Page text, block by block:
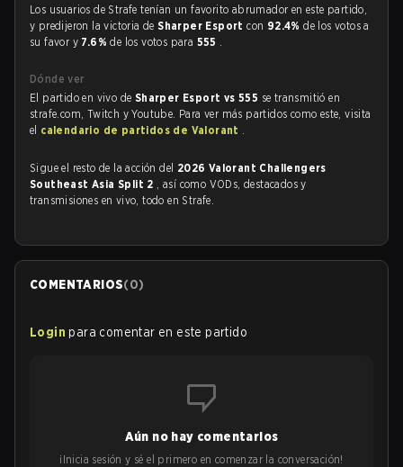
Los usuarios de Strafe tenían un favorito abrumador en este partido,
y predijeron la victoria deSharper Esportcon 92.4%de los votos a
su favor y 7.6%de los votos para 555 .
Dónde ver
El partido en vivo de Sharper Esport vs 555 se transmitió en
strafe.com, Twitch y Youtube. Para ver más partidos como este, visita
el calendario de partidos de Valorant .
Sigue el resto de la acción del 2026 Valorant Challengers
Southeast Asia Split 2 , así como VODs, destacados y
transmisiones en vivo, todo en Strafe.
COMENTARIOS(0)
Login para comentar en este partido
Aún no hay comentarios
¡Inicia sesión y sé el primero en comenzar la conversación!